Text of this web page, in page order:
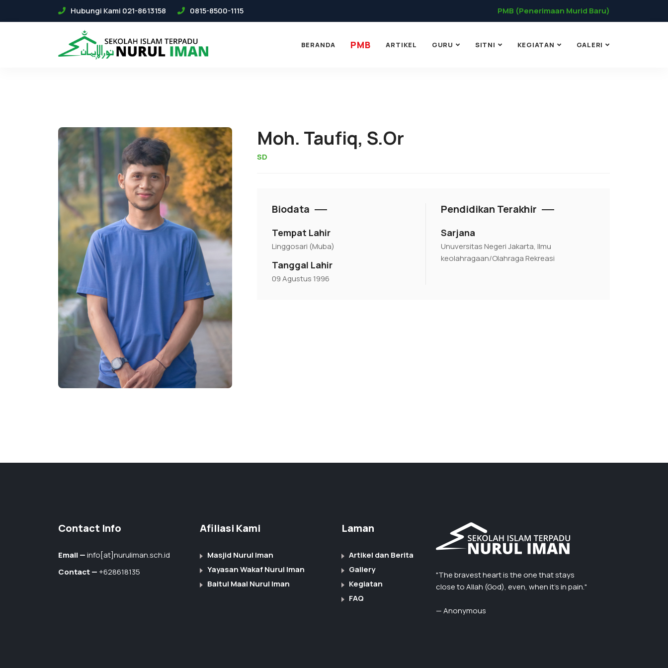
Hubungi Kami 021-8613158 0815-8500-1115 PMB (Penerimaan Murid Baru)
BERANDA PMB ARTIKEL GURU SITNI KEGIATAN GALERI
Moh. Taufiq, S.Or
SD
Biodata
Tempat Lahir
Linggosari (Muba)
Tanggal Lahir
09 Agustus 1996
Pendidikan Terakhir
Sarjana
Unuversitas Negeri Jakarta, Ilmu
keolahragaan/Olahraga Rekreasi
Contact Info
Email —info[at]nuruliman.sch.id
Contact —+628618135
Afiliasi Kami
Masjid Nurul Iman
Yayasan Wakaf Nurul Iman
Baitul Maal Nurul Iman
Laman
Artikel dan Berita
Gallery
Kegiatan
FAQ
"The bravest heart is the one that stays
close to Allah (God), even, when it’s in pain."
— Anonymous